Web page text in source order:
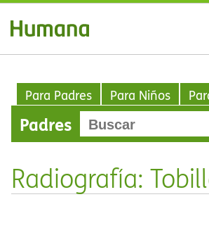
Para Padres Para Niños
Padres
Radiografía: